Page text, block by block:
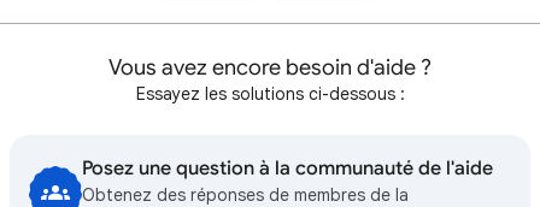
Vous avez encore besoin d'aide ?
Essayez les solutions ci-dessous :
Posez une question à la communauté de l'aide
Obtenez des réponses de membres de la